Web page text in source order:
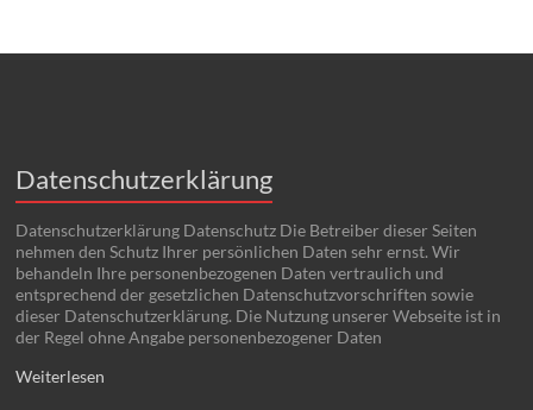
Datenschutzerklärung
Datenschutzerklärung Datenschutz Die Betreiber dieser Seiten
nehmen den Schutz Ihrer persönlichen Daten sehr ernst. Wir
behandeln Ihre personenbezogenen Daten vertraulich und
entsprechend der gesetzlichen Datenschutzvorschriften sowie
dieser Datenschutzerklärung. Die Nutzung unserer Webseite ist in
der Regel ohne Angabe personenbezogener Daten
Weiterlesen